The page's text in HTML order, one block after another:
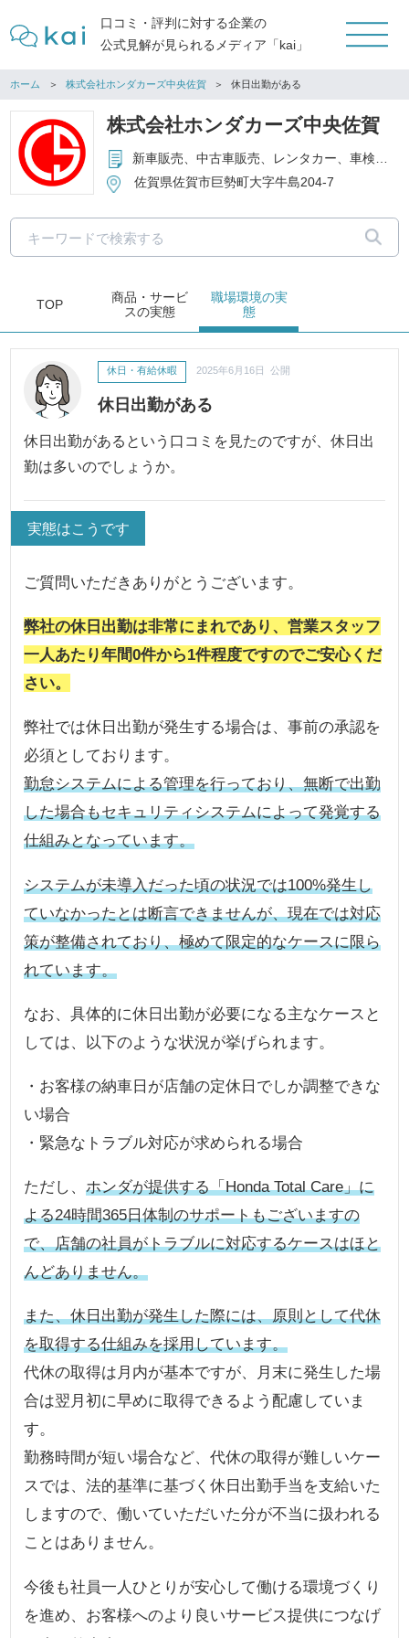
口コミ・評判に対する企業の
公式見解が見られるメディア「kai」
ホーム 株式会社ホンダカーズ中央佐賀 休日出勤がある
株式会社ホンダカーズ中央佐賀
新車販売、中古車販売、レンタカー、車検・点検・整備・修理、損害保険代理店業務、生命保険代理店業務、部品用品販売
佐賀県佐賀市巨勢町大字牛島204-7
TOP
商品・サービ
スの実態
職場環境の実
態
休日出勤がある
休日・有給休暇 2025年6月16日 公開
休日出勤があるという口コミを見たのですが、休日出
勤は多いのでしょうか。
実態はこうです
ご質問いただきありがとうございます。
弊社の休日出勤は非常にまれであり、営業スタッフ
一人あたり年間0件から1件程度ですのでご安心くだ
さい。
弊社では休日出勤が発生する場合は、事前の承認を
必須としております。
勤怠システムによる管理を行っており、無断で出勤
した場合もセキュリティシステムによって発覚する
仕組みとなっています。
システムが未導入だった頃の状況では100%発生し
ていなかったとは断言できませんが、現在では対応
策が整備されており、極めて限定的なケースに限ら
れています。
なお、具体的に休日出勤が必要になる主なケースと
しては、以下のような状況が挙げられます。
・お客様の納車日が店舗の定休日でしか調整できな
い場合
・緊急なトラブル対応が求められる場合
ただし、ホンダが提供する「Honda Total Care」に
よる24時間365日体制のサポートもございますの
で、店舗の社員がトラブルに対応するケースはほと
んどありません。
また、休日出勤が発生した際には、原則として代休
を取得する仕組みを採用しています。
代休の取得は月内が基本ですが、月末に発生した場
合は翌月初に早めに取得できるよう配慮していま
す。
勤務時間が短い場合など、代休の取得が難しいケー
スでは、法的基準に基づく休日出勤手当を支給いた
しますので、働いていただいた分が不当に扱われる
ことはありません。
今後も社員一人ひとりが安心して働ける環境づくり
を進め、お客様へのより良いサービス提供につなげ